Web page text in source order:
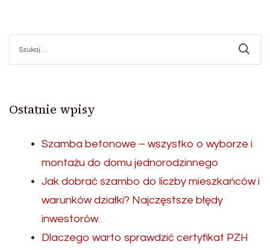
Ostatnie wpisy
Szamba betonowe – wszystko o wyborze i
montażu do domu jednorodzinnego
Jak dobrać szambo do liczby mieszkańców i
warunków działki? Najczęstsze błędy
inwestorów.
Dlaczego warto sprawdzić certyfikat PZH